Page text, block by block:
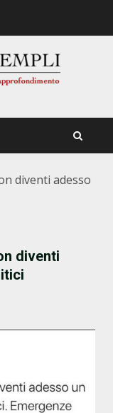
diventi adesso
diventi